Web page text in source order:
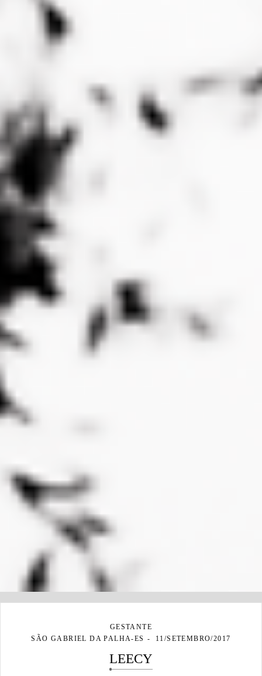
GESTANTE
SÃO GABRIEL DA PALHA-ES
11/SETEMBRO/2017
LEECY